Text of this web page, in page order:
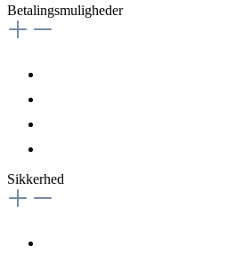
Betalingsmuligheder
Sikkerhed